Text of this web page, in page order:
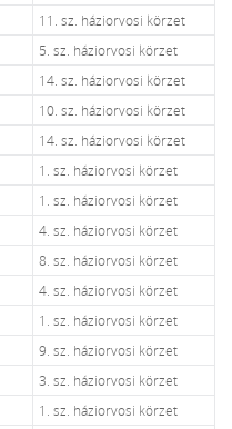
11. sz. háziorvosi körzet
5. sz. háziorvosi körzet
14. sz. háziorvosi körzet
10. sz. háziorvosi körzet
14. sz. háziorvosi körzet
1. sz. háziorvosi körzet
1. sz. háziorvosi körzet
4. sz. háziorvosi körzet
8. sz. háziorvosi körzet
4. sz. háziorvosi körzet
1. sz. háziorvosi körzet
9. sz. háziorvosi körzet
3. sz. háziorvosi körzet
1. sz. háziorvosi körzet